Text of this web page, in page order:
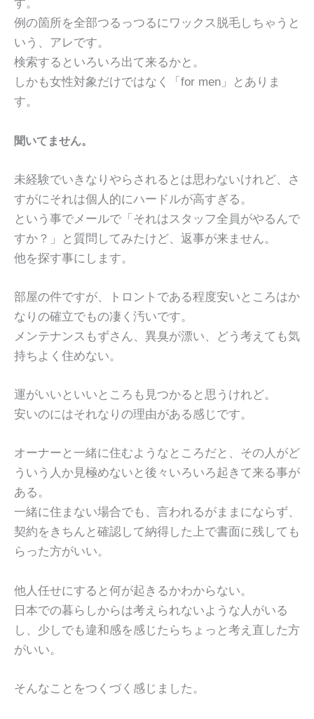
す。
例の箇所を全部つるっつるにワックス脱毛しちゃうと
いう、アレです。
検索するといろいろ出て来るかと。
しかも女性対象だけではなく「for men」とありま
す。
聞いてません。
未経験でいきなりやらされるとは思わないけれど、さ
すがにそれは個人的にハードルが高すぎる。
という事でメールで「それはスタッフ全員がやるんで
すか？」と質問してみたけど、返事が来ません。
他を探す事にします。
部屋の件ですが、トロントである程度安いところはか
なりの確立でもの凄く汚いです。
メンテナンスもずさん、異臭が漂い、どう考えても気
持ちよく住めない。
運がいいといいところも見つかると思うけれど。
安いのにはそれなりの理由がある感じです。
オーナーと一緒に住むようなところだと、その人がど
ういう人か見極めないと後々いろいろ起きて来る事が
ある。
一緒に住まない場合でも、言われるがままにならず、
契約をきちんと確認して納得した上で書面に残しても
らった方がいい。
他人任せにすると何が起きるかわからない。
日本での暮らしからは考えられないような人がいる
し、少しでも違和感を感じたらちょっと考え直した方
がいい。
そんなことをつくづく感じました。